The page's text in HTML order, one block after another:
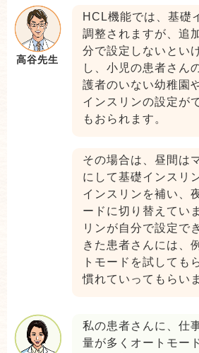
高谷先生
HCL機能では、基礎
調整されますが、追
分で設定しないとい
し、小児の患者さん
護者のいない幼稚園
インスリンの設定が
もおられます。
その場合は、昼間は
にして基礎インスリ
インスリンを補い、
ードに切り替えてい
リンが自分で設定で
きた患者さんには、
トモードを試しても
慣れていってもらい
私の患者さんに、仕
量が多くオートモー